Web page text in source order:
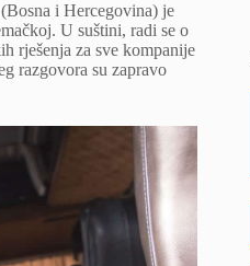
i Hercegovina) je
U suštini, radi se o
rješenja za sve kompanije
razgovora su zapravo